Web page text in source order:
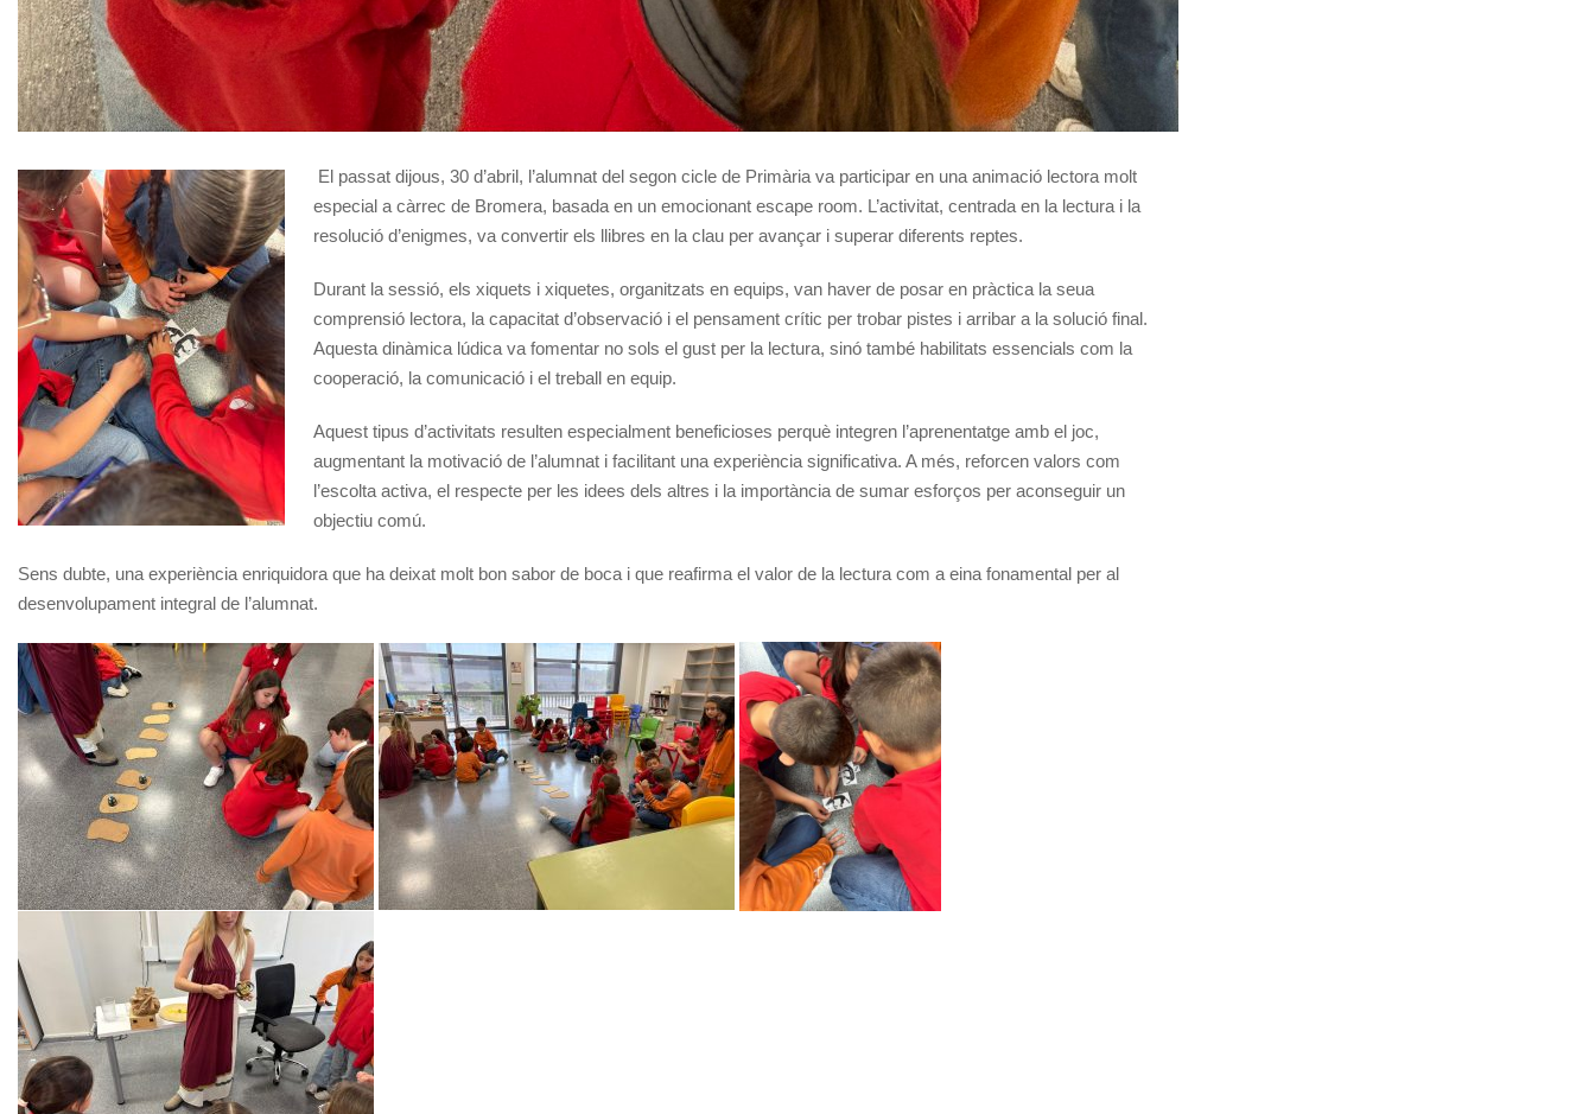
El passat dijous, 30 d’abril, l’alumnat del segon cicle de Primària va participar en una animació lectora molt
especial a càrrec de Bromera, basada en un emocionant escape room. L’activitat, centrada en la lectura i la
resolució d’enigmes, va convertir els llibres en la clau per avançar i superar diferents reptes.
Durant la sessió, els xiquets i xiquetes, organitzats en equips, van haver de posar en pràctica la seua
comprensió lectora, la capacitat d’observació i el pensament crític per trobar pistes i arribar a la solució final.
Aquesta dinàmica lúdica va fomentar no sols el gust per la lectura, sinó també habilitats essencials com la
cooperació, la comunicació i el treball en equip.
Aquest tipus d’activitats resulten especialment beneficioses perquè integren l’aprenentatge amb el joc,
augmentant la motivació de l’alumnat i facilitant una experiència significativa. A més, reforcen valors com
l’escolta activa, el respecte per les idees dels altres i la importància de sumar esforços per aconseguir un
objectiu comú.
Sens dubte, una experiència enriquidora que ha deixat molt bon sabor de boca i que reafirma el valor de la lectura com a eina fonamental per al
desenvolupament integral de l’alumnat.